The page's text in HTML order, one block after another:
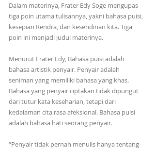
Dalam materinya, Frater Edy Soge mengupas
tiga poin utama tulisannya, yakni bahasa puisi,
kesepian Rendra, dan kesendirian kita. Tiga
poin ini menjadi judul materinya.
Menurut Frater Edy, Bahasa puisi adalah
bahasa artistik penyair. Penyair adalah
seniman yang memiliki bahasa yang khas.
Bahasa yang penyair ciptakan tidak dipungut
dari tutur kata keseharian, tetapi dari
kedalaman cita rasa afeksional. Bahasa puisi
adalah bahasa hati seorang penyair.
“Penyair tidak pernah menulis hanya tentang